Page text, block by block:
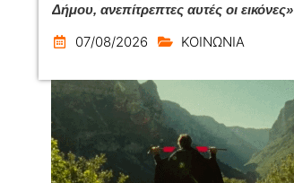
Δήμου, ανεπίτρεπτες αυτές οι εικόνες»
07/08/2026 ΚΟΙΝΩΝΙΑ